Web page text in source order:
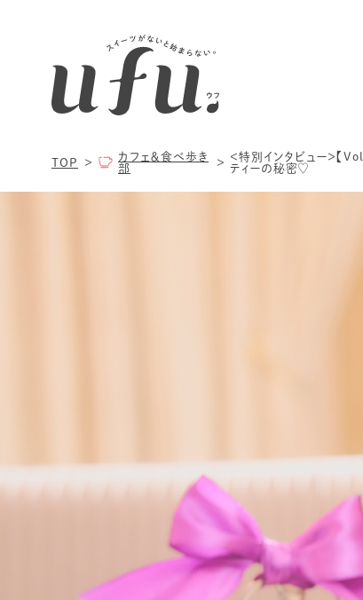
TOP
カフェ＆食べ歩き
部
＜特別インタビュー＞【
ティーの秘密♡